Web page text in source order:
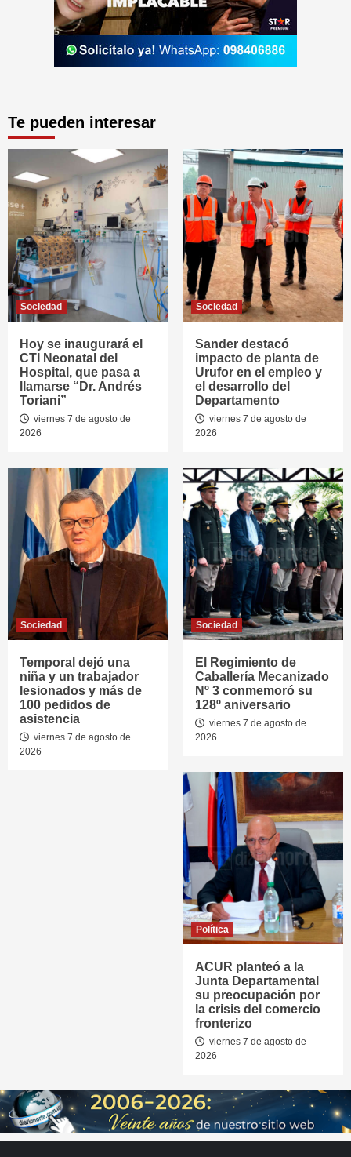
Te pueden interesar
Sociedad
Hoy se inaugurará el
CTI Neonatal del
Hospital, que pasa a
llamarse “Dr. Andrés
Toriani”
viernes 7 de agosto de
2026
Sociedad
Sander destacó
impacto de planta de
Urufor en el empleo y
el desarrollo del
Departamento
viernes 7 de agosto de
2026
Sociedad
Temporal dejó una
niña y un trabajador
lesionados y más de
100 pedidos de
asistencia
viernes 7 de agosto de
2026
Sociedad
El Regimiento de
Caballería Mecanizado
Nº 3 conmemoró su
128º aniversario
viernes 7 de agosto de
2026
Política
ACUR planteó a la
Junta Departamental
su preocupación por
la crisis del comercio
fronterizo
viernes 7 de agosto de
2026